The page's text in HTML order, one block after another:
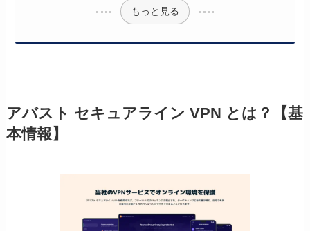
もっと見る
アバスト セキュアライン VPN とは？【基
本情報】